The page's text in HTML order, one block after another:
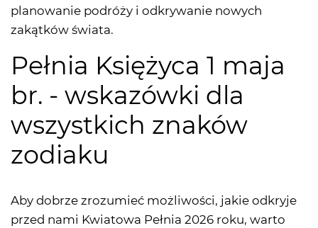
planowanie podróży i odkrywanie nowych
zakątków świata.
Pełnia Księżyca 1 maja
br. - wskazówki dla
wszystkich znaków
zodiaku
Aby dobrze zrozumieć możliwości, jakie odkryje
przed nami Kwiatowa Pełnia 2026 roku, warto